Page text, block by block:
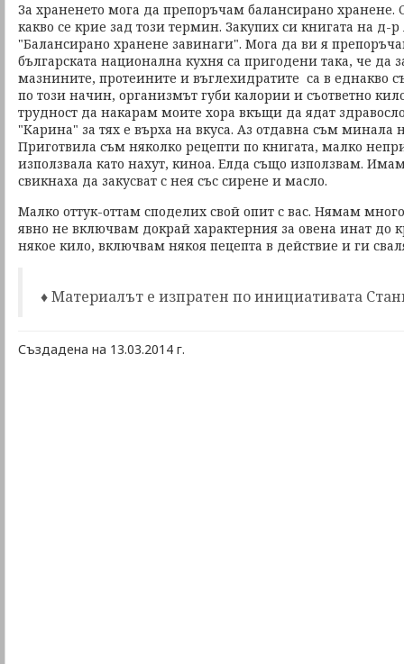
За храненето мога да препоръчам балансирано хранене.
какво се крие зад този термин. Закупих си книгата на д-
"Балансирано хранене завинаги". Мога да ви я
българската национална кухня са пригодени така, че да
мазнините, протеините и въглехидратите са в еднакво
по този начин, организмът губи калории и съответно
трудност да накарам моите хора вкъщи да ядат
"Карина" за тях е върха на вкуса. Аз отдавна съм минала
Приготвила съм няколко рецепти по книгата, малко
използвала като нахут, киноа. Елда също използвам.
свикнаха да закусват с нея със сирене и масло.
Малко оттук-оттам споделих свой опит с вас. Нямам
явно не включвам докрай характерния за овена инат до
някое кило, включвам някоя пецепта в действие и ги
♦ Материалът е изпратен по инициативата
Създадена на 13.03.2014 г.